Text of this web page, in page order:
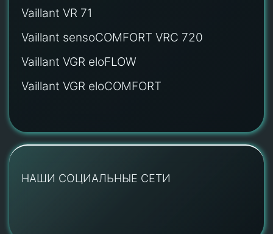
Vaillant VR 71
Vaillant sensoCOMFORT VRC 720
Vaillant VGR eloFLOW
Vaillant VGR eloCOMFORT
НАШИ СОЦИАЛЬНЫЕ СЕТИ